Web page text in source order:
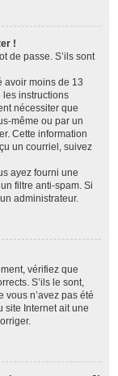
!
de passe. S’ils sont
avoir moins de 13
les instructions
nécessiter que
même ou par un
Cette information
un courriel, suivez
ayez fourni une
filtre anti-spam. Si
administrateur.
vérifiez que
S’ils le sont,
n’avez pas été
site Internet ait une